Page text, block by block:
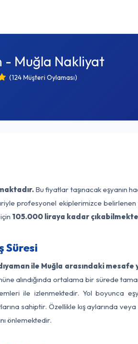
- Muğla Nakliyat
(124 Müşteri Oylaması)
Bu fiyatlar taşınacak eşyanın
profesyonel ekiplerimizce
105.000 liraya kadar
Süresi
ile Muğla arasındaki mesafe
alındığında ortalama bir sürede
ile izlenmektedir. Yol boyunca
sahiptir. Özellikle kış aylarında
önlemektedir.